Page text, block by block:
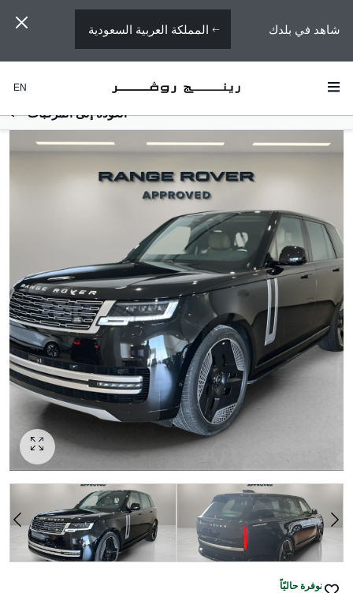
شاهد في بلدك المملكة العربية السعودية
EN
العودة إلى المركبات
منوفرة حاليّاً